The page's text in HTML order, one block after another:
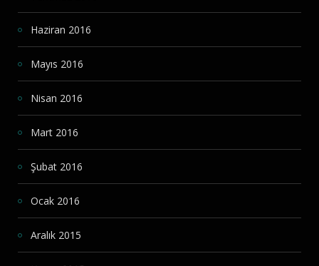
Haziran 2016
Mayıs 2016
Nisan 2016
Mart 2016
Şubat 2016
Ocak 2016
Aralık 2015